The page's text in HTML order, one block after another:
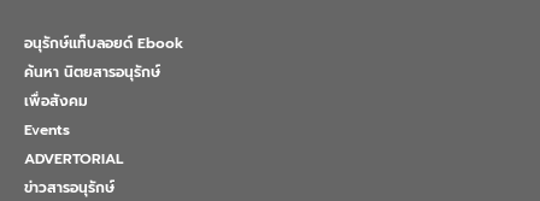
อนุรักษ์แท็บลอยด์ Ebook
ค้นหา นิตยสารอนุรักษ์
เพื่อสังคม
Events
ADVERTORIAL
ข่าวสารอนุรักษ์